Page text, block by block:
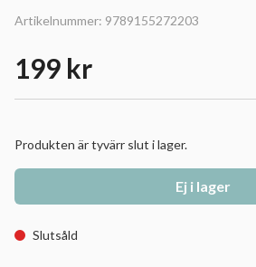
Artikelnummer: 9789155272203
199 kr
Produkten är tyvärr slut i lager.
Ej i lager
Slutsåld